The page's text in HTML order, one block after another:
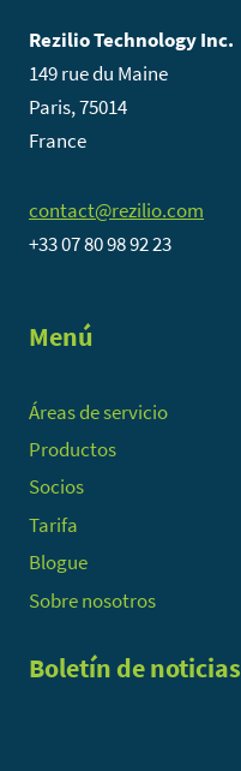
Rezilio Technology Inc.
149 rue du Maine
Paris, 75014
France
contact@rezilio.com
+33 07 80 98 92 23
Menú
Áreas de servicio
Productos
Socios
Tarifa
Blogue
Sobre nosotros
Boletín de noticias